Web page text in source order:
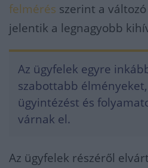
felmérés szerint a
jelentik a legnagyobb
Az ügyfelek egyre
szabottabb
ügyintézést és
várnak el.
Az ügyfelek részéről